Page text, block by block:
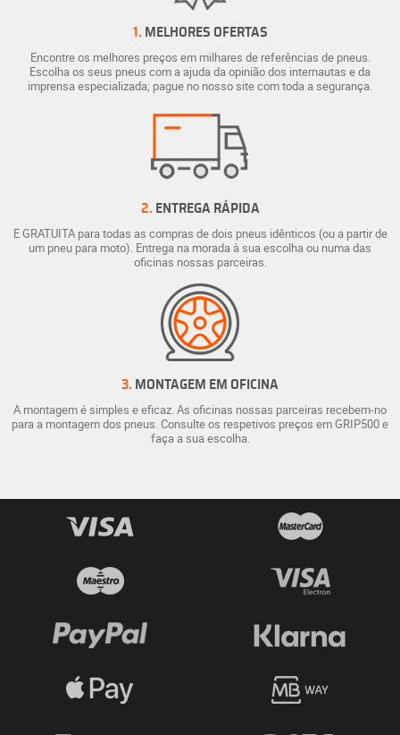
1. MELHORES OFERTAS
Encontre os melhores preços em milhares de referências de pneus.
Escolha os seus pneus com a ajuda da opinião dos internautas e da
imprensa especializada; pague no nosso site com toda a segurança.
2. ENTREGA RÁPIDA
E GRATUITA para todas as compras de dois pneus idênticos (ou a partir de
um pneu para moto). Entrega na morada à sua escolha ou numa das
oficinas nossas parceiras.
3. MONTAGEM EM OFICINA
A montagem é simples e eficaz. As oficinas nossas parceiras recebem-no
para a montagem dos pneus. Consulte os respetivos preços em GRIP500 e
faça a sua escolha.